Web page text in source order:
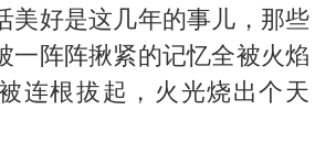
美好是这几年的事儿，那些
一阵阵揪紧的记忆全被火焰
连根拔起，火光烧出个天